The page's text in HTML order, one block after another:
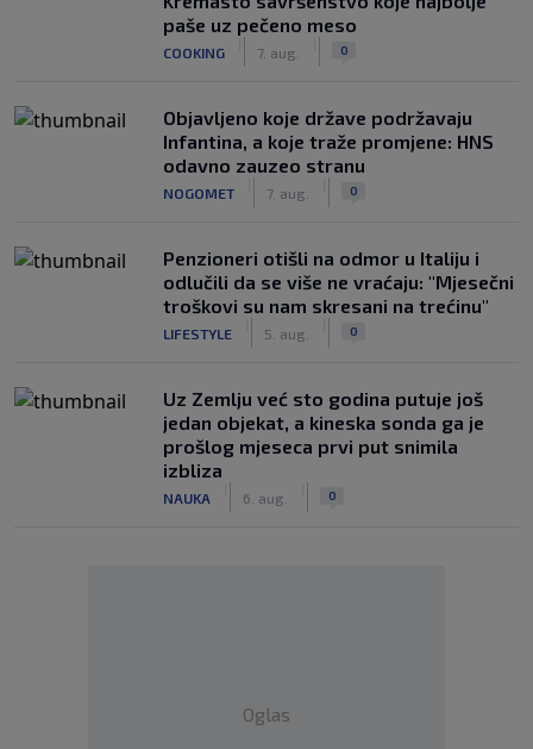
paše uz pečeno meso
COOKING 7. aug. 0
Objavljeno koje države podržavaju
Infantina, a koje traže promjene: HNS
odavno zauzeo stranu
NOGOMET 7. aug. 0
Penzioneri otišli na odmor u Italiju i
odlučili da se više ne vraćaju: "Mjesečni
troškovi su nam skresani na trećinu"
LIFESTYLE 5. aug. 0
Uz Zemlju već sto godina putuje još
jedan objekat, a kineska sonda ga je
prošlog mjeseca prvi put snimila
izbliza
NAUKA 6. aug. 0
Oglas